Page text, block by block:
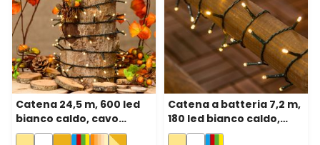
Catena 24,5 m, 600 led
bianco caldo, cavo
verde
Catena a batteria 7,2 m,
180 led bianco caldo,
cavo verde